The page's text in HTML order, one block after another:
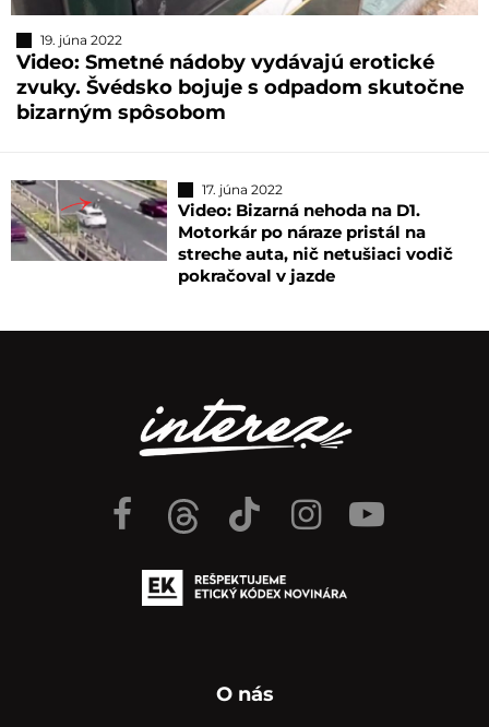
19. júna 2022
Video: Smetné nádoby vydávajú erotické
zvuky. Švédsko bojuje s odpadom skutočne
bizarným spôsobom
17. júna 2022
Video: Bizarná nehoda na D1.
Motorkár po náraze pristál na
streche auta, nič netušiaci vodič
pokračoval v jazde
O nás